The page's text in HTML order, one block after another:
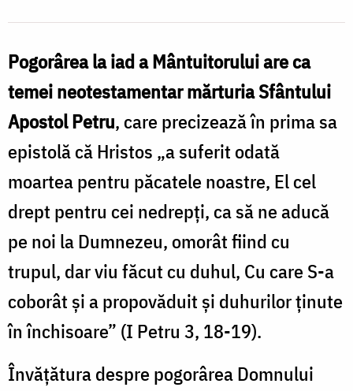
Pogorârea la iad a Mântuitorului are ca
temei neotestamentar mărturia Sfântului
Apostol Petru, care precizează în prima sa
epistolă că Hristos „a suferit odată
moartea pentru păcatele noastre, El cel
drept pentru cei nedrepţi, ca să ne aducă
pe noi la Dumnezeu, omorât fiind cu
trupul, dar viu făcut cu duhul, Cu care S-a
coborât şi a propovăduit şi duhurilor ţinute
în închisoare” (I Petru 3, 18-19).
Învăţătura despre pogorârea Domnului